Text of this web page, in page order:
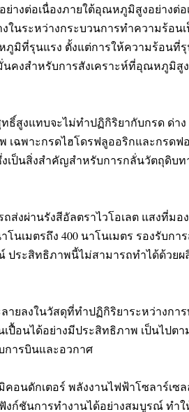
างต่อเนื่องภายใต้อุณหภูมิสูงอย่างต่อ
ในระหว่างกระบวนการทำความร้อน
ที่รุนแรง ตั้งแต่การให้ความร้อนที่รุ
คงสำหรับการสังเคราะห์ที่อุณหภูมิสูง
ธิ์สูงแทบจะไม่ทำปฏิกิริยากับกรด ด่า
เฉพาะกรดไฮโดรฟลูออริกและกรด
ป็นสิ่งสำคัญสำหรับการกลั่นวัตถุดิบท
งผ่านรังสีอัลตราไวโอเลต แสงที่มอ
นเมตรถึง 400 นาโนเมตร รองรับกา
ประสิทธิภาพนี้ไม่สามารถทำได้ด้วย
ยลงในวัสดุที่ทำปฏิกิริยาระหว่างกา
ปื้อนได้อย่างมีประสิทธิภาพ เป็นไปต
การบินและอวกาศ
อนดักเตอร์ พลังงานไฟฟ้าโซลาร์เซ
ก์ชันการทำงานได้อย่างสมบูรณ์ ทำใ